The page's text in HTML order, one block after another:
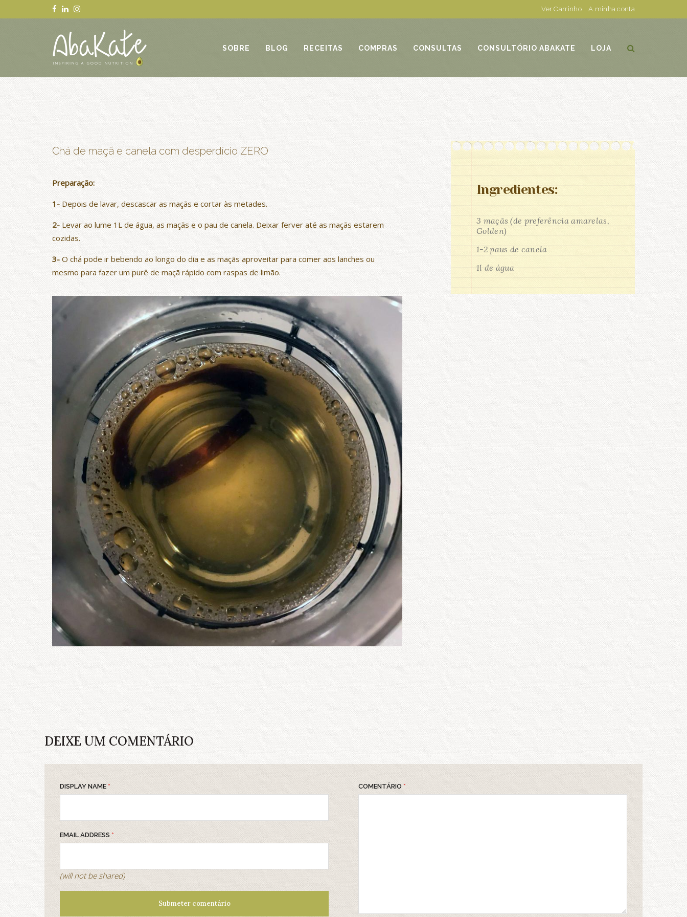
Ver Carrinho.A minha conta
SOBRE BLOG RECEITAS COMPRAS CONSULTAS CONSULTÓRIO ABAKATE LOJA
Chá de maçã e canela com desperdício ZERO
Preparação:
1- Depois de lavar, descascar as maçãs e cortar às metades.
2- Levar ao lume 1L de água, as maçãs e o pau de canela. Deixar ferver até as maçãs estarem
cozidas.
3- O chá pode ir bebendo ao longo do dia e as maçãs aproveitar para comer aos lanches ou
mesmo para fazer um purê de maçã rápido com raspas de limão.
Ingredientes:
3 maçãs (de preferência amarelas,
Golden)
1-2 paus de canela
1l de água
DEIXE UM COMENTÁRIO
DISPLAY NAME *
EMAIL ADDRESS *
(will not be shared)
COMENTÁRIO *